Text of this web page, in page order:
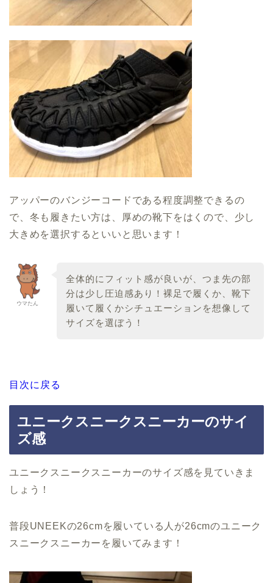
アッパーのバンジーコードである程度調整できるの
で、冬も履きたい方は、厚めの靴下をはくので、少し
大きめを選択するといいと思います！
ウマたん
全体的にフィット感が良いが、つま先の部
分は少し圧迫感あり！裸足で履くか、靴下
履いて履くかシチュエーションを想像して
サイズを選ぼう！
目次に戻る
ユニークスニークスニーカーのサイ
ズ感
ユニークスニークスニーカーのサイズ感を見ていきま
しょう！
普段UNEEKの26cmを履いている人が26cmのユニーク
スニークスニーカーを履いてみます！